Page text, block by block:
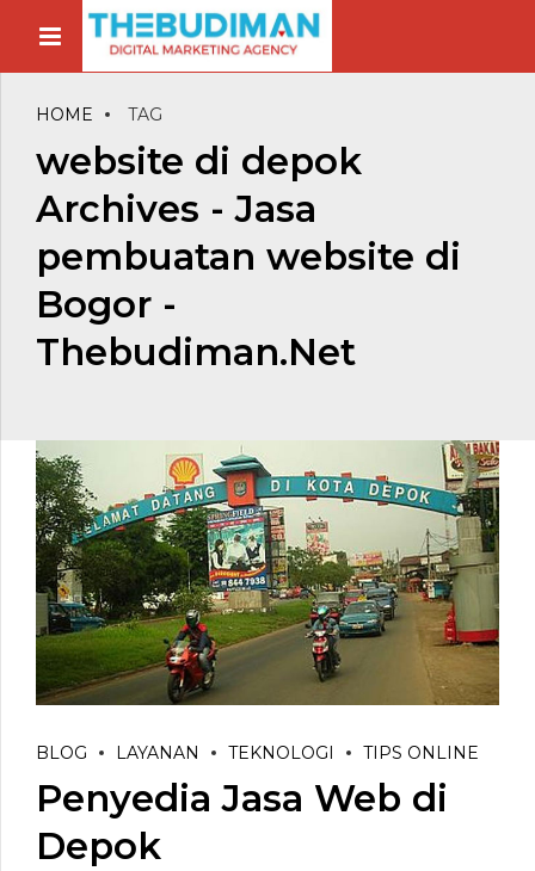
HOME TAG
website di depok
Archives - Jasa
pembuatan website di
Bogor -
Thebudiman.Net
BLOG LAYANAN TEKNOLOGI TIPS ONLINE
Penyedia Jasa Web di
Depok